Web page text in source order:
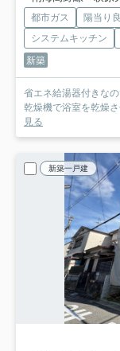
都市ガス 陽当り
システムキッチン
新築
省エネ給湯器付きな
乾燥機で浴室を乾燥
見る
新築一戸建